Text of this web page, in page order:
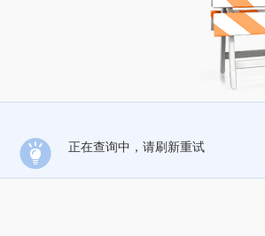
正在查询中，请刷新重试